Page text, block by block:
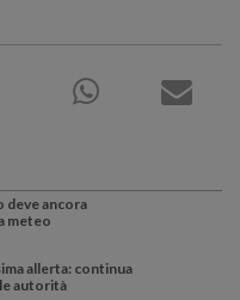
deve ancora
meteo
allerta: continua
autorità